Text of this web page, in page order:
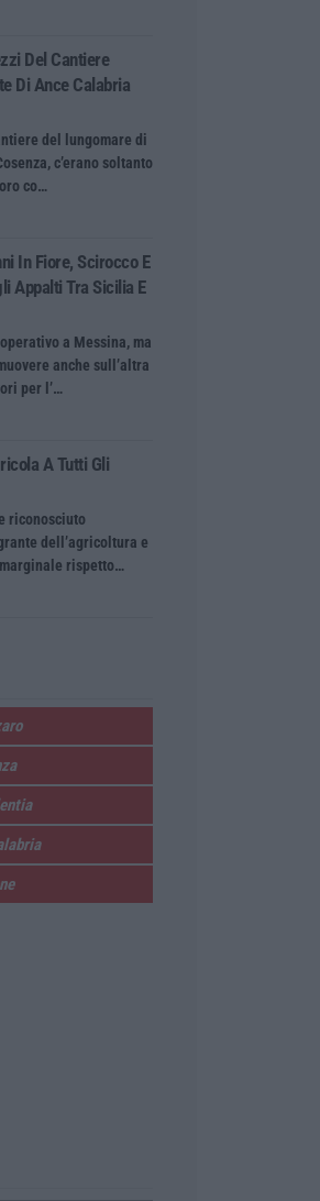
Del Cantiere
Di Ance Calabria
del lungomare di
c’erano soltanto
co…
In Fiore, Scirocco E
Appalti Tra Sicilia E
a Messina, ma
anche sull’altra
per l’…
A Tutti Gli
riconosciuto
dell’agricoltura e
rispetto…